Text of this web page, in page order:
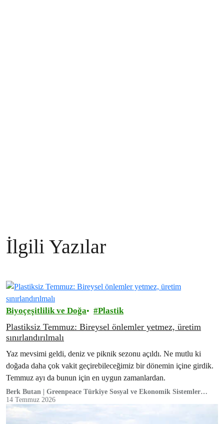
İlgili Yazılar
Biyoçeşitlilik ve Doğa Plastik
Plastiksiz Temmuz: Bireysel önlemler yetmez, üretim
sınırlandırılmalı
Yaz mevsimi geldi, deniz ve piknik sezonu açıldı. Ne mutlu ki
doğada daha çok vakit geçirebileceğimiz bir dönemin içine girdik.
Temmuz ayı da bunun için en uygun zamanlardan.
Berk Butan | Greenpeace Türkiye Sosyal ve Ekonomik Sistemler
Kampanya Sorumlusu
14 Temmuz 2026